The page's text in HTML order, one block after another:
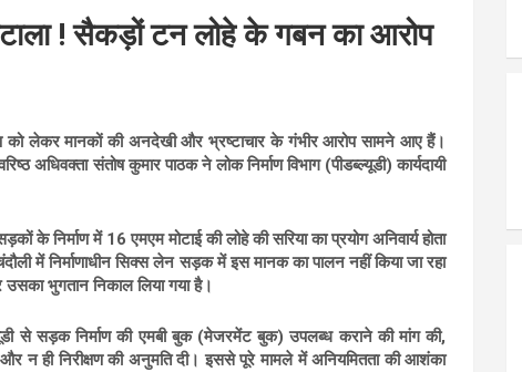
! सैकड़ों टन लोहे के गबन का आरोप
को लेकर मानकों की अनदेखी और भ्रष्टाचार के गंभीर आरोप सामने आए हैं।
संतोष कुमार पाठक ने लोक निर्माण विभाग (पीडब्ल्यूडी) कार्यदायी
के निर्माण में 16 एमएम मोटाई की लोहे की सरिया का प्रयोग अनिवार्य होता
में निर्माणाधीन सिक्स लेन सड़क में इस मानक का पालन नहीं किया जा रहा
भुगतान निकाल लिया गया है।
से सड़क निर्माण की एमबी बुक (मेजरमेंट बुक) उपलब्ध कराने की मांग की,
न ही निरीक्षण की अनुमति दी। इससे पूरे मामले में अनियमितता की आशंका